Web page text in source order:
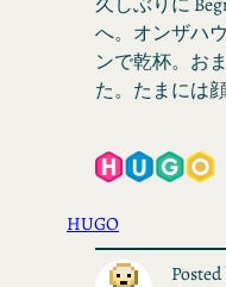
へ。オンザハ
ンで乾杯。お
た。たまには
HUGO
Posted